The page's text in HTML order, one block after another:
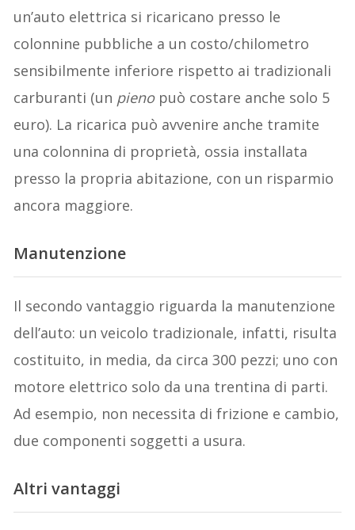
un’auto elettrica si ricaricano presso le
colonnine pubbliche a un costo/chilometro
sensibilmente inferiore rispetto ai tradizionali
carburanti (un pienopuò costare anche solo 5
euro). La ricarica può avvenire anche tramite
una colonnina di proprietà, ossia installata
presso la propria abitazione, con un risparmio
ancora maggiore.
Manutenzione
Il secondo vantaggio riguarda la manutenzione
dell’auto: un veicolo tradizionale, infatti, risulta
costituito, in media, da circa 300 pezzi; uno con
motore elettrico solo da una trentina di parti.
Ad esempio, non necessita di frizione e cambio,
due componenti soggetti a usura.
Altri vantaggi